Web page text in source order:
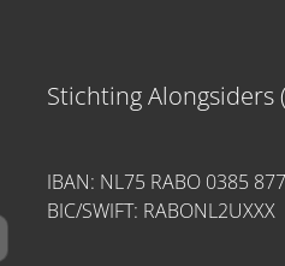
Stichting Alongsiders
IBAN: NL75 RABO 0385
BIC/SWIFT: RABONL2UXXX